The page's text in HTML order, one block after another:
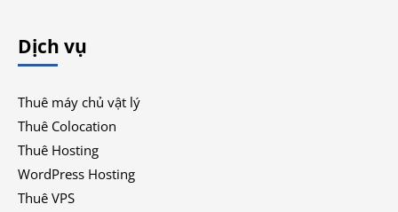
Dịch vụ
Thuê máy chủ vật lý
Thuê Colocation
Thuê Hosting
WordPress Hosting
Thuê VPS